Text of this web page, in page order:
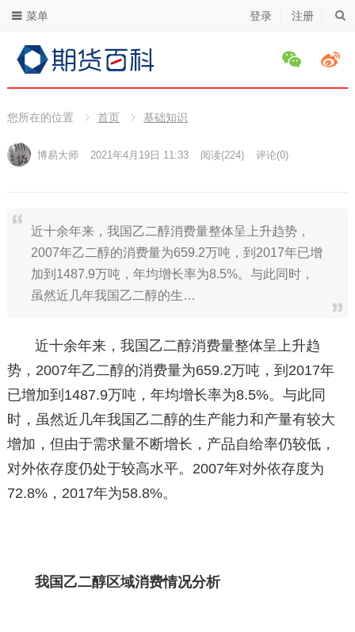
登录 注册
菜单
您所在的位置 首页 基础知识
博易大师 2021年4月19日 11:33 阅读(224) 评论(0)
近十余年来，我国乙二醇消费量整体呈上升趋势，
2007年乙二醇的消费量为659.2万吨，到2017年已增
加到1487.9万吨，年均增长率为8.5%。与此同时，
虽然近几年我国乙二醇的生…
近十余年来，我国乙二醇消费量整体呈上升趋
势，2007年乙二醇的消费量为659.2万吨，到2017年
已增加到1487.9万吨，年均增长率为8.5%。与此同
时，虽然近几年我国乙二醇的生产能力和产量有较大
增加，但由于需求量不断增长，产品自给率仍较低，
对外依存度仍处于较高水平。2007年对外依存度为
72.8%，2017年为58.8%。
我国乙二醇区域消费情况分析